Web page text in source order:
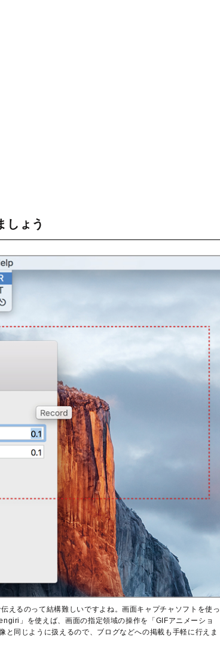
しょう
えるのって結構難しいですよね。画面キャプチャソフトを使っ
」を使えば、画面の指定領域の操作を「GIFアニメーショ
同じように扱えるので、ブログなどへの掲載も手軽に行えま